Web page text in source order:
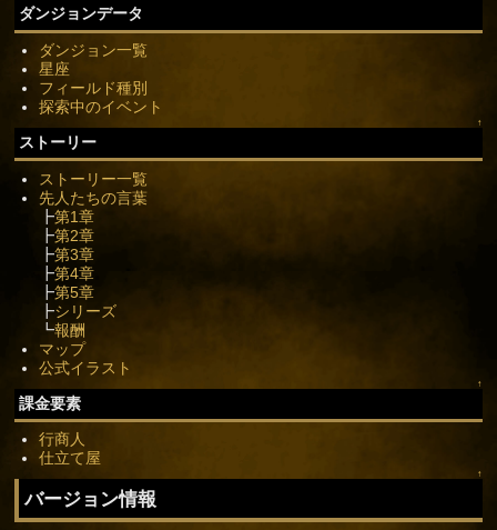
ダンジョンデータ
ダンジョン一覧
星座
フィールド種別
探索中のイベント
↑
ストーリー
ストーリー一覧
先人たちの言葉
┣第1章
┣第2章
┣第3章
┣第4章
┣第5章
┣シリーズ
┗報酬
マップ
公式イラスト
↑
課金要素
行商人
仕立て屋
↑
バージョン情報